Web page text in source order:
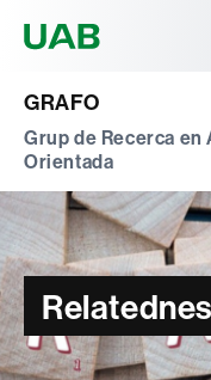
GRAFO
Grup de Recerca
Orientada